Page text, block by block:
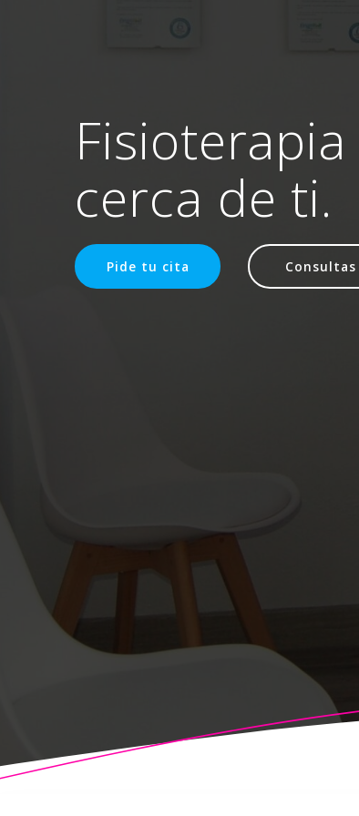
cerca de ti.
Pide tu cita Consultas